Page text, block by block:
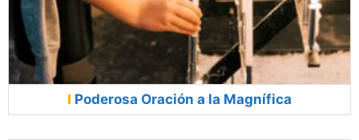
Poderosa Oración a la Magnífica